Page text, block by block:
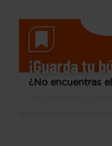
¡Guarda tu
¿No encuentras